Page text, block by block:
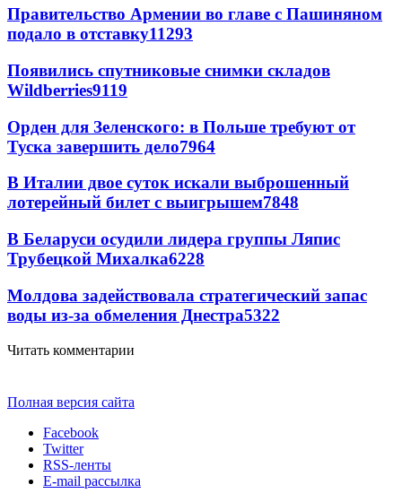
Правительство Армении во главе с Пашиняном
подало в отставку11293
Появились спутниковые снимки складов
Wildberries9119
Орден для Зеленского: в Польше требуют от
Туска завершить дело7964
В Италии двое суток искали выброшенный
лотерейный билет с выигрышем7848
В Беларуси осудили лидера группы Ляпис
Трубецкой Михалка6228
Молдова задействовала стратегический запас
воды из-за обмеления Днестра5322
Читать комментарии
Полная версия сайта
Facebook
Twitter
RSS-ленты
E-mail рассылка